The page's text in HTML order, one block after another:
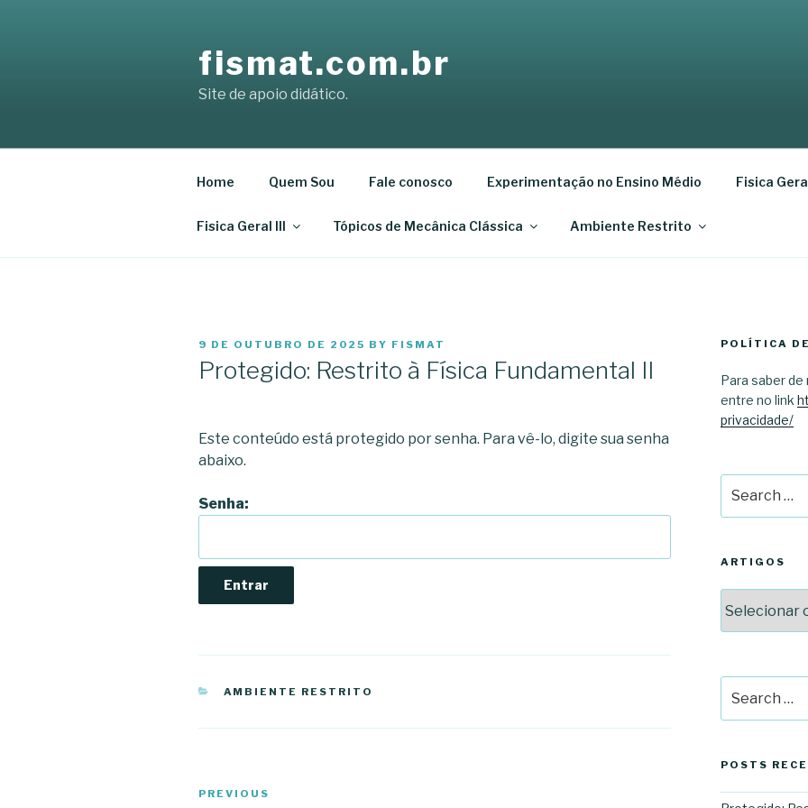
fismat.com.br
Site de apoio didático.
Home Quem Sou Fale conosco Experimentação no Ensino Médio Fisica
Fisica Geral III Tópicos de Mecânica Clássica Ambiente Restrito
POSTED
9 DE OUTUBRO DE 2025 BY FISMAT
Protegido: Restrito à Física Fundamental II
Este conteúdo está protegido por senha. Para vê-lo, digite sua senha
abaixo.
Senha:
CATEGORIES
AMBIENTE RESTRITO
Navegação
Previous
PREVIOUS
POLÍTICA
Para saber
entre no link
privacidade/
for:
ARTIGOS
for:
POSTS